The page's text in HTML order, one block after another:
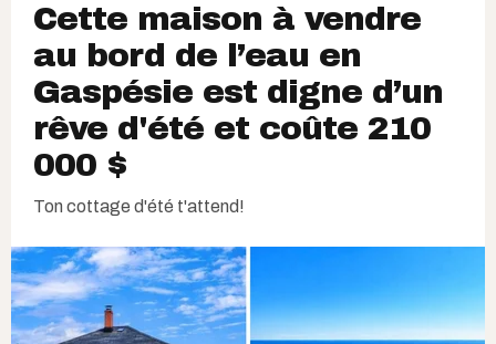
Cette maison à vendre
au bord de l’eau en
Gaspésie est digne d’un
rêve d'été et coûte 210
000 $
Ton cottage d'été t'attend!